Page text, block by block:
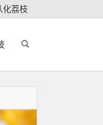
化荔枝